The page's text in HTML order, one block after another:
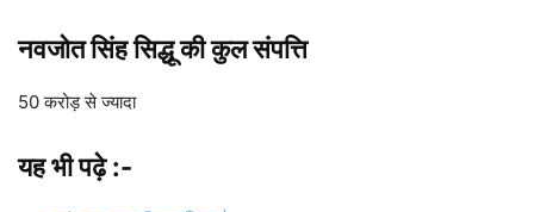
नवजोत सिंह सिद्धू की कुल संपत्ति
50 करोड़ से ज्यादा
यह भी पढ़े :-